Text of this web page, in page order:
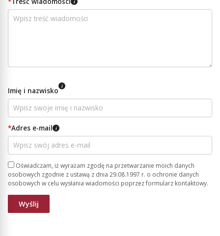
i
Imię i nazwisko i
*Adres e-mail i
Oświadczam, iż wyrażam zgodę na przetwarzanie moich danych
osobowych zgodnie z ustawą z dnia 29.08.1997 r. o ochronie danych
osobowych w celu wysłania wiadomości poprzez formularz kontaktowy.